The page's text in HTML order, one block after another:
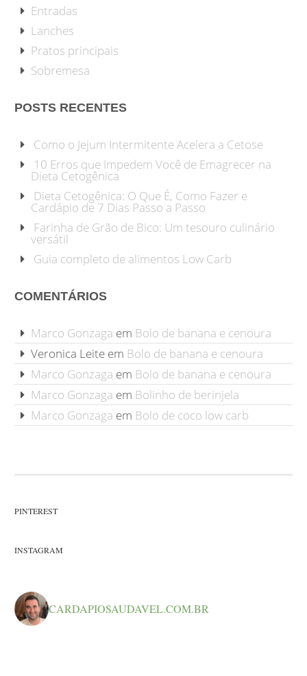
Entradas
Lanches
Pratos principais
Sobremesa
POSTS RECENTES
Como o Jejum Intermitente Acelera a Cetose
10 Erros que Impedem Você de Emagrecer na
Dieta Cetogênica
Dieta Cetogênica: O Que É, Como Fazer e
Cardápio de 7 Dias Passo a Passo
Farinha de Grão de Bico: Um tesouro culinário
versátil
Guia completo de alimentos Low Carb
COMENTÁRIOS
Marco Gonzaga em Bolo de banana e cenoura
Veronica Leite em Bolo de banana e cenoura
Marco Gonzaga em Bolo de banana e cenoura
Marco Gonzaga em Bolinho de berinjela
Marco Gonzaga em Bolo de coco low carb
PINTEREST
INSTAGRAM
CARDAPIOSAUDAVEL.COM.BR